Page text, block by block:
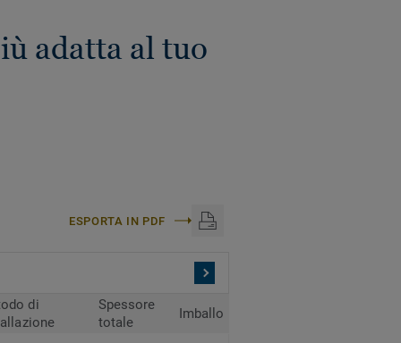
adatta al tuo
ESPORTA IN PDF
di
Spessore
totale
Imballo